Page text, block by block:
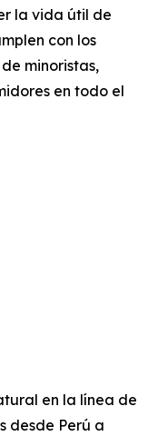
la vida útil de
con los
minoristas,
en todo el
en la línea de
desde Perú a